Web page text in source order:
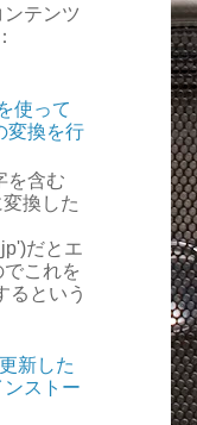
ンテンツ
使って
変換を行
を含む
換した
だとエ
これを
るという
新した
ストー